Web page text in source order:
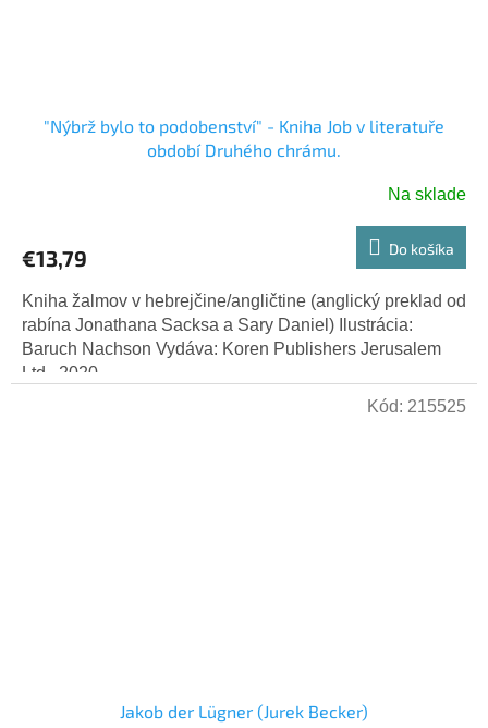
"Nýbrž bylo to podobenství" - Kniha Job v literatuře
období Druhého chrámu.
Na sklade
€13,79 Do košíka
Kniha žalmov v hebrejčine/angličtine (anglický preklad od
rabína Jonathana Sacksa a Sary Daniel) Ilustrácia:
Baruch Nachson Vydáva: Koren Publishers Jerusalem
Ltd., 2020
Jakob der Lügner (Jurek Becker)
Kód: 215525